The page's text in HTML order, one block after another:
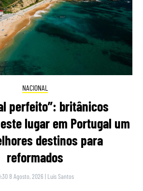
NACIONAL
perfeito”: britânicos
lugar em Portugal um
destinos para
reformados
8 Agosto, 2026 | Luís Santos